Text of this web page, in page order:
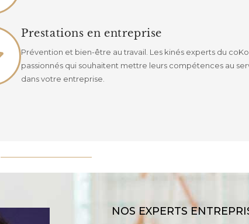
Prestations en entreprise
Prévention et bien-être au travail. Les kinés experts du
passionnés qui souhaitent mettre leurs compétences au
dans votre entreprise.
NOS EXPERTS